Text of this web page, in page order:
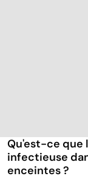
Qu'est-ce que
infectieuse
enceintes ?